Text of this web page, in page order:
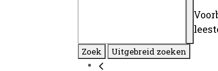
Zoek Uitgebreid zoeken